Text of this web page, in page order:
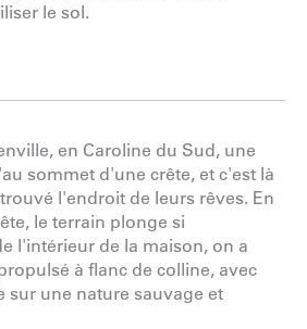
le sol.
en Caroline du Sud, une
sommet d'une crête, et c'est là
l'endroit de leurs rêves. En
le terrain plonge si
l'intérieur de la maison, on a
à flanc de colline, avec
sur une nature sauvage et